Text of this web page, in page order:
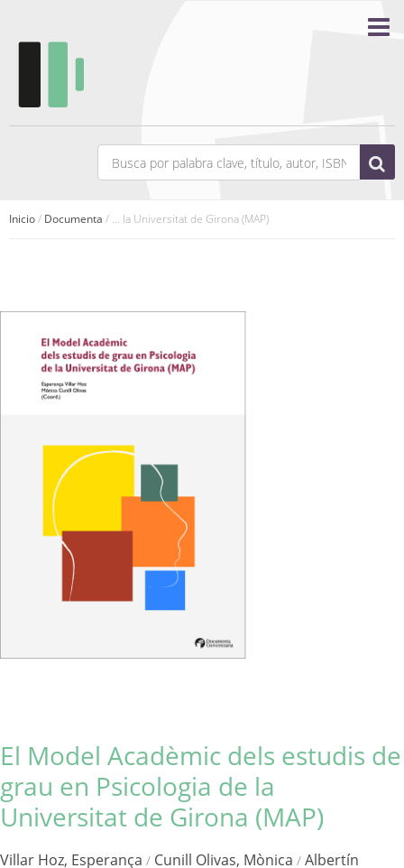
Inicio/ Documenta / ... la Universitat de Girona (MAP)
El Model Acadèmic dels estudis de
grau en Psicologia de la
Universitat de Girona (MAP)
Villar Hoz, Esperança / Cunill Olivas, Mònica / Albertín